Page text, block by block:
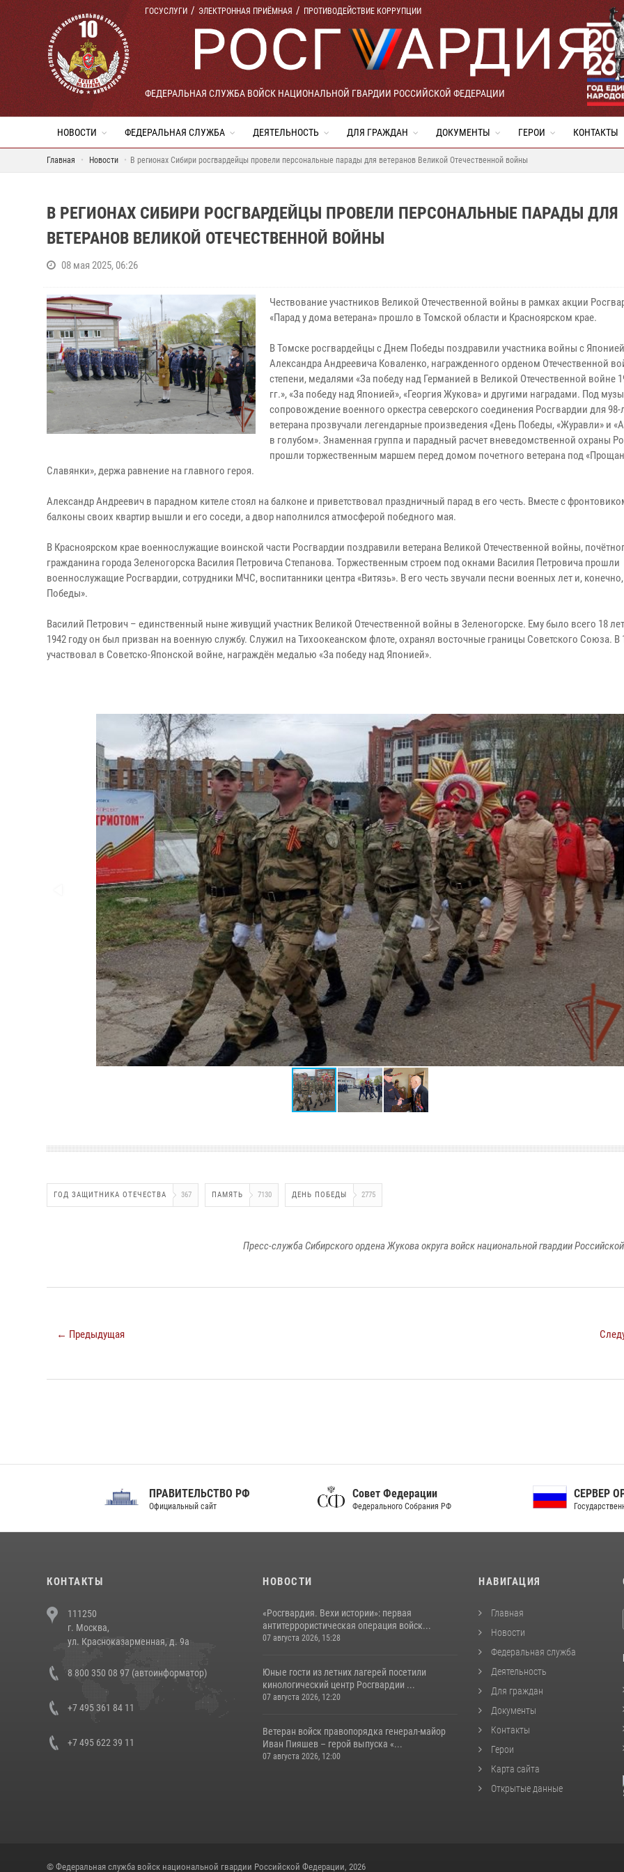
ГОСУСЛУГИ ЭЛЕКТРОННАЯ ПРИЁМНАЯ ПРОТИВОДЕЙСТВИЕ КОРРУПЦИИ
ФЕДЕРАЛЬНАЯ СЛУЖБА ВОЙСК НАЦИОНАЛЬНОЙ ГВАРДИИ РОССИЙСКОЙ ФЕДЕРАЦИИ
НОВОСТИ ФЕДЕРАЛЬНАЯ СЛУЖБА ДЕЯТЕЛЬНОСТЬ ДЛЯ ГРАЖДАН ДОКУМЕНТЫ ГЕРОИ КОНТАКТЫ
Главная Новости В регионах Сибири росгвардейцы провели персональные парады для ветеранов Великой Отечественной войны
В РЕГИОНАХ СИБИРИ РОСГВАРДЕЙЦЫ ПРОВЕЛИ ПЕРСОНАЛЬНЫЕ ПАРАДЫ ДЛЯ
ВЕТЕРАНОВ ВЕЛИКОЙ ОТЕЧЕСТВЕННОЙ ВОЙНЫ
08 мая 2025, 06:26
Чествование участников Великой Отечественной войны в рамках акции
«Парад у дома ветерана» прошло в Томской области и Красноярском крае.
В Томске росгвардейцы с Днем Победы поздравили участника войны с Японией
Александра Андреевича Коваленко, награжденного орденом Отечественной
степени, медалями «За победу над Германией в Великой Отечественной войне
гг.», «За победу над Японией», «Георгия Жукова» и другими наградами. Под
сопровождение военного оркестра северского соединения Росгвардии для 98-
ветерана прозвучали легендарные произведения «День Победы, «Журавли» и
в голубом». Знаменная группа и парадный расчет вневедомственной охраны
прошли торжественным маршем перед домом почетного ветерана под
Славянки», держа равнение на главного героя.
Александр Андреевич в парадном кителе стоял на балконе и приветствовал праздничный парад в его честь. Вместе с
балконы своих квартир вышли и его соседи, а двор наполнился атмосферой победного мая.
В Красноярском крае военнослужащие воинской части Росгвардии поздравили ветерана Великой Отечественной войны,
гражданина города Зеленогорска Василия Петровича Степанова. Торжественным строем под окнами Василия Петровича прошли
военнослужащие Росгвардии, сотрудники МЧС, воспитанники центра «Витязь». В его честь звучали песни военных лет и,
Победы».
Василий Петрович – единственный ныне живущий участник Великой Отечественной войны в Зеленогорске. Ему было всего 18
1942 году он был призван на военную службу. Служил на Тихоокеанском флоте, охранял восточные границы Советского Союза. В
участвовал в Советско-Японской войне, награждён медалью «За победу над Японией».
ГОД ЗАЩИТНИКА ОТЕЧЕСТВА 367 ПАМЯТЬ 7130 ДЕНЬ ПОБЕДЫ 2775
Пресс-служба Сибирского ордена Жукова округа войск национальной гвардии
← Предыдущая
ПРАВИТЕЛЬСТВО РФ
Официальный сайт
Совет Федерации
Федерального Собрания РФ
СЕРВЕР ОРГАНОВ
Государственной власти РФ
КОНТАКТЫ
111250
г. Москва,
ул. Красноказарменная, д. 9а
8 800 350 08 97 (автоинформатор)
+7 495 361 84 11
+7 495 622 39 11
НОВОСТИ
«Росгвардия. Вехи истории»: первая
антитеррористическая операция войск...
07 августа 2026, 15:28
Юные гости из летних лагерей посетили
кинологический центр Росгвардии ...
07 августа 2026, 12:20
Ветеран войск правопорядка генерал-майор
Иван Пияшев – герой выпуска «...
07 августа 2026, 12:00
НАВИГАЦИЯ
Главная
Новости
Федеральная служба
Деятельность
Для граждан
Документы
Контакты
Герои
Карта сайта
Открытые данные
© Федеральная служба войск национальной гвардии Российской Федерации, 2026